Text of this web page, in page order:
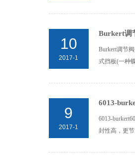
10
2017-1
Burkert调
Burkert调节
式挡板(一种
9
2017-1
6013-
6013-
封性高，更